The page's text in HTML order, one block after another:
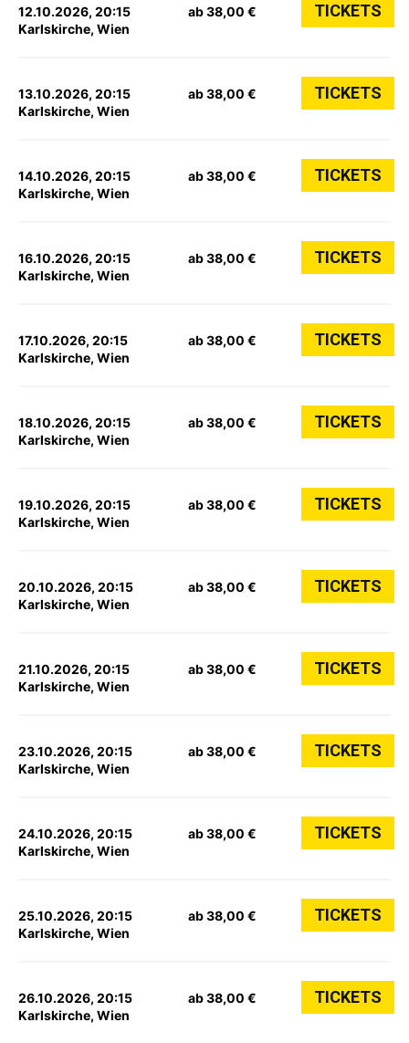
12.10.2026, 20:15
Karlskirche, Wien
ab 38,00 € TICKETS
13.10.2026, 20:15
Karlskirche, Wien
ab 38,00 € TICKETS
14.10.2026, 20:15
Karlskirche, Wien
ab 38,00 € TICKETS
16.10.2026, 20:15
Karlskirche, Wien
ab 38,00 € TICKETS
17.10.2026, 20:15
Karlskirche, Wien
ab 38,00 € TICKETS
18.10.2026, 20:15
Karlskirche, Wien
ab 38,00 € TICKETS
19.10.2026, 20:15
Karlskirche, Wien
ab 38,00 € TICKETS
20.10.2026, 20:15
Karlskirche, Wien
ab 38,00 € TICKETS
21.10.2026, 20:15
Karlskirche, Wien
ab 38,00 € TICKETS
23.10.2026, 20:15
Karlskirche, Wien
ab 38,00 € TICKETS
24.10.2026, 20:15
Karlskirche, Wien
ab 38,00 € TICKETS
25.10.2026, 20:15
Karlskirche, Wien
ab 38,00 € TICKETS
26.10.2026, 20:15
Karlskirche, Wien
ab 38,00 € TICKETS